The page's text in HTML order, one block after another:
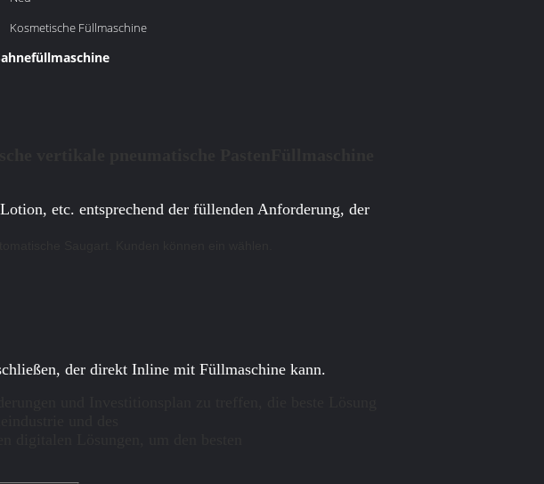
Kosmetische Füllmaschine
etc. entsprechend der füllenden Anforderung, der
der direkt Inline mit Füllmaschine kann.